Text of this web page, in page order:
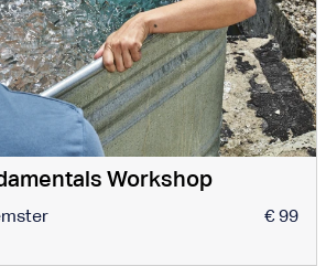
Workshop
€ 99